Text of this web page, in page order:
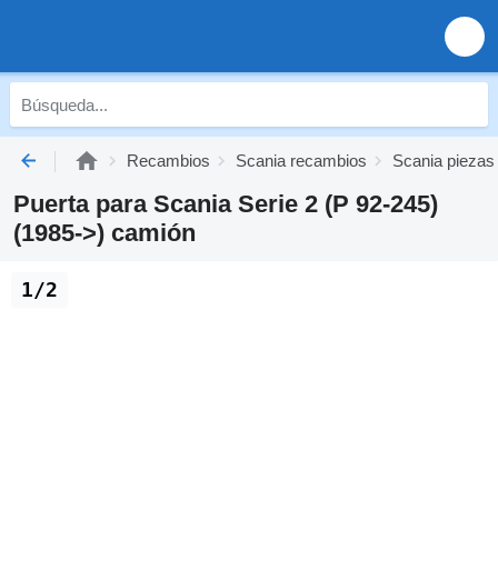
Recambios Scania recambios Scania
Puerta para Scania Serie 2 (P 92-245)
(1985->) camión
1/2